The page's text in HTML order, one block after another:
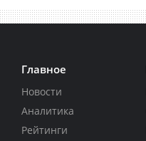
Главное
Новости
Аналитика
Рейтинги